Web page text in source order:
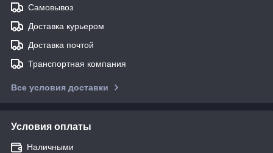
Самовывоз
Доставка курьером
Доставка почтой
Транспортная компания
Все условия доставки
Условия оплаты
Наличными